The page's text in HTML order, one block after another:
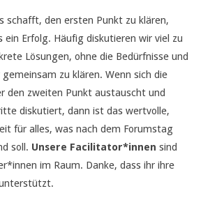
schafft, den ersten Punkt zu klären,
ein Erfolg. Häufig diskutieren wir viel zu
Lösungen, ohne die Bedürfnisse und
zu klären. Wenn sich die
den zweiten Punkt austauscht und
diskutiert, dann ist das wertvolle,
für alles, was nach dem Forumstag
soll. Unsere Facilitator*innen sind
im Raum. Danke, dass ihr ihre